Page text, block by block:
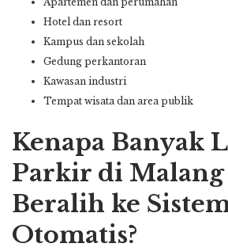
Hotel dan resort
Kampus dan sekolah
Gedung perkantoran
Kawasan industri
Tempat wisata dan area publik
Kenapa Banyak
Parkir di
Beralih ke
Otomatis?